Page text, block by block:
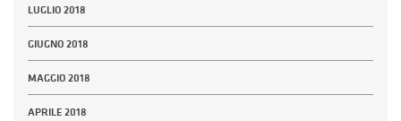
LUGLIO 2018
GIUGNO 2018
MAGGIO 2018
APRILE 2018